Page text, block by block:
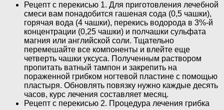
Рецепт с перекисью 1. Для приготовления лечебной
смеси вам понадобится гашеная сода (0,5 чашки),
горячая вода (4 чашки), перекись водорода в 3%-й
концентрации (0,25 чашки) и полчашки сульфата
магния или английской соли. Тщательно
перемешайте все компоненты и влейте еще
четверть чашки уксуса. Полученным раствором
пропитать ватный тампон и закрепить на
пораженной грибком ногтевой пластине с помощью
пластыря. Обновлять повязку нужно каждые десять
часов, курс лечения составляет месяц.
Рецепт с перекисью 2. Процедура лечения грибка